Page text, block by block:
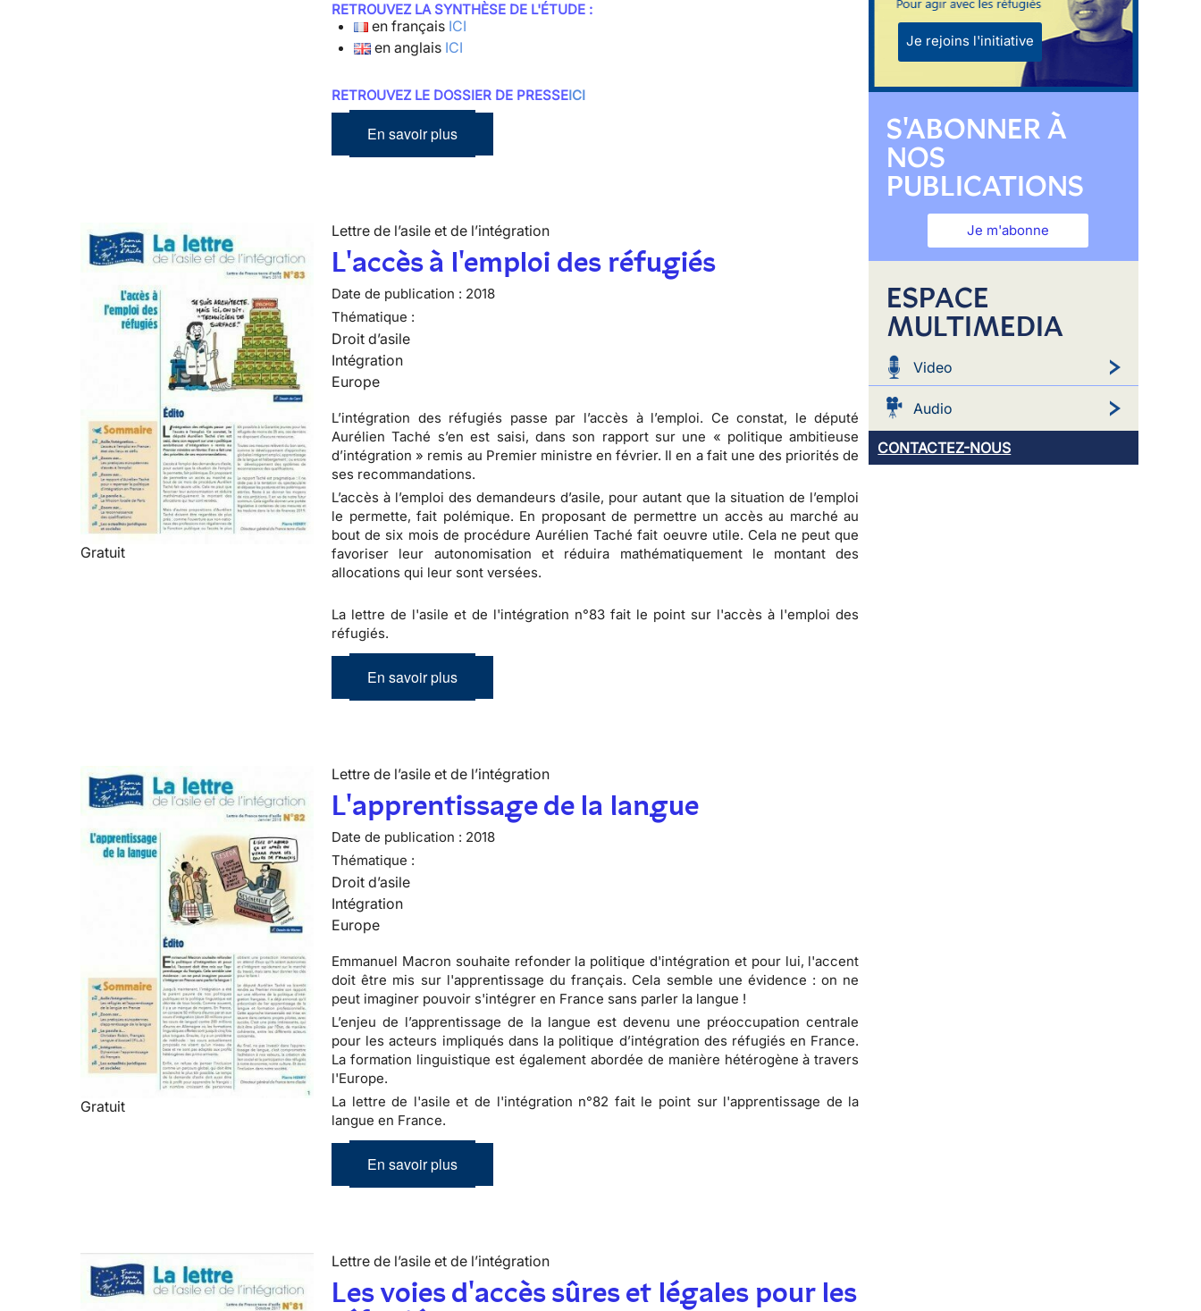
RETROUVEZ LA SYNTHÈSE DE L'ÉTUDE :
en français ICI
en anglais ICI
RETROUVEZ LE DOSSIER DE PRESSEICI
En savoir plus
Gratuit
Lettre de l’asile et de l’intégration
L'accès à l'emploi des réfugiés
Date de publication : 2018
Thématique :
Droit d’asile
Intégration
Europe
L’intégration des réfugiés passe par l’accès à l’emploi. Ce constat, le député
Aurélien Taché s’en est saisi, dans son rapport sur une « politique ambitieuse
d’intégration » remis au Premier ministre en février. Il en a fait une des priorités de
ses recommandations.
L’accès à l’emploi des demandeurs d’asile, pour autant que la situation de l’emploi
le permette, fait polémique. En proposant de permettre un accès au marché au
bout de six mois de procédure Aurélien Taché fait oeuvre utile. Cela ne peut que
favoriser leur autonomisation et réduira mathématiquement le montant des
allocations qui leur sont versées.
La lettre de l'asile et de l'intégration n°83 fait le point sur l'accès à l'emploi des
réfugiés.
En savoir plus
Gratuit
Lettre de l’asile et de l’intégration
L'apprentissage de la langue
Date de publication : 2018
Thématique :
Droit d’asile
Intégration
Europe
Emmanuel Macron souhaite refonder la politique d'intégration et pour lui, l'accent
doit être mis sur l'apprentissage du français. Cela semble une évidence : on ne
peut imaginer pouvoir s'intégrer en France sans parler la langue !
L’enjeu de l’apprentissage de la langue est devenu une préoccupation centrale
pour les acteurs impliqués dans la politique d’intégration des réfugiés en France.
La formation linguistique est également abordée de manière hétérogène à travers
l'Europe.
La lettre de l'asile et de l'intégration n°82 fait le point sur l'apprentissage de la
langue en France.
En savoir plus
Lettre de l’asile et de l’intégration
Les voies d'accès sûres et légales pour les
Je rejoins l'initiative
S'ABONNER À
NOS
PUBLICATIONS
Je m'abonne
ESPACE
MULTIMEDIA
Video
Audio
CONTACTEZ-NOUS